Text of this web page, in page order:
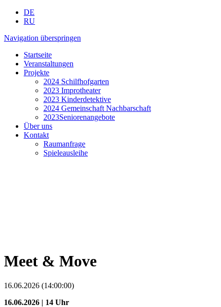
DE
RU
Navigation überspringen
Startseite
Veranstaltungen
Projekte
2024 Schilfhofgarten
2023 Improtheater
2023 Kinderdetektive
2024 Gemeinschaft Nachbarschaft
2023Seniorenangebote
Über uns
Kontakt
Raumanfrage
Spieleausleihe
Meet & Move
16.06.2026 (14:00:00)
16.06.2026 | 14 Uhr